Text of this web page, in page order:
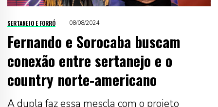
SERTANEJO E FORRÓ 08/08/2024
Fernando e Sorocaba buscam
conexão entre sertanejo e o
country norte-americano
A dupla faz essa mescla com o projeto